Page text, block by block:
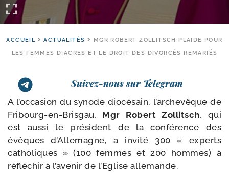
ACCUEIL ACTUALITÉS
MGR ROBERT ZOLLITSCH PLAIDE POUR
LES FEMMES DIACRES ET LE DROIT DES DIVORCÉS REMARIÉS
Suivez-nous sur Telegram
A l’occasion du synode dio­cé­sain, l’archevêque de
Fribourg-​en-​Brisgau, Mgr Robert Zollitsch, qui
est aus­si le pré­sident de la confé­rence des
évêques d’Allemagne, a invi­té 300 « experts
catho­liques » (100 femmes et 200 hommes) à
réflé­chir à l’a­ve­nir de l’Eglise allemande.